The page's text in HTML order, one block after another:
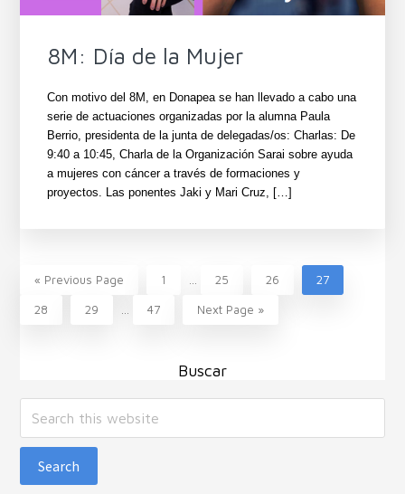
8M: Día de la Mujer
Con motivo del 8M, en Donapea se han llevado a cabo una
serie de actuaciones organizadas por la alumna Paula
Berrio, presidenta de la junta de delegadas/os: Charlas: De
9:40 a 10:45, Charla de la Organización Sarai sobre ayuda
a mujeres con cáncer a través de formaciones y
proyectos. Las ponentes Jaki y Mari Cruz, […]
« Go
Previous Page Page
1
Interim
omitted
Page
25 Page
26 Page
27
Page
28 Page
29
InterimPage
47
Go
Next Page »
Buscar